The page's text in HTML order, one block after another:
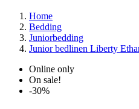
Home
Bedding
Juniorbedding
Junior bedlinen Liberty
Online only
On sale!
-30%